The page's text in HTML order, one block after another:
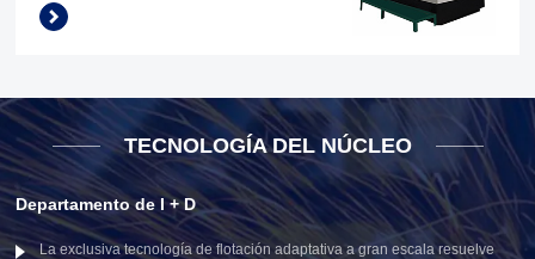
empleados del polvo
TECNOLOGÍA DEL NÚCLEO
Departamento de I + D
La exclusiva tecnología de flotación adaptativa a gran escala resuelve